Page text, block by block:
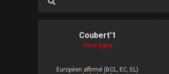
Coubert'1
Hors ligne
Européen affirmé (BCL, EC, EL)